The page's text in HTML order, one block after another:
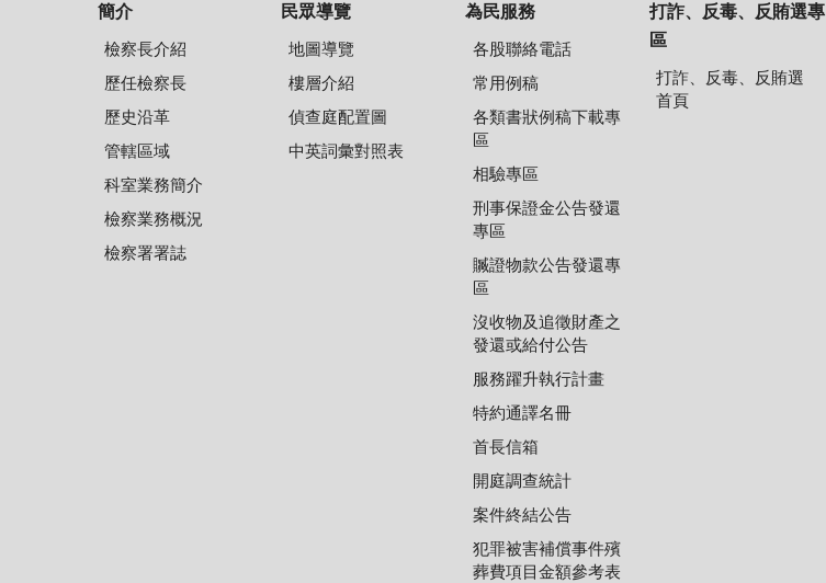
簡介
檢察長介紹
歷任檢察長
歷史沿革
管轄區域
科室業務簡介
檢察業務概況
檢察署署誌
民眾導覽
地圖導覽
樓層介紹
偵查庭配置圖
中英詞彙對照表
為民服務
各股聯絡電話
常用例稿
各類書狀例稿下載專
區
相驗專區
刑事保證金公告發還
專區
贓證物款公告發還專
區
沒收物及追徵財產之
發還或給付公告
服務躍升執行計畫
特約通譯名冊
首長信箱
開庭調查統計
案件終結公告
犯罪被害補償事件殯
葬費項目金額參考表
打詐、反毒、反賄選專
區
打詐、反毒、反賄選
首頁